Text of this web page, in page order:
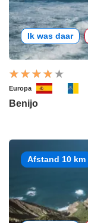
Ik was daar
Europa
Benijo
Afstand 10 km